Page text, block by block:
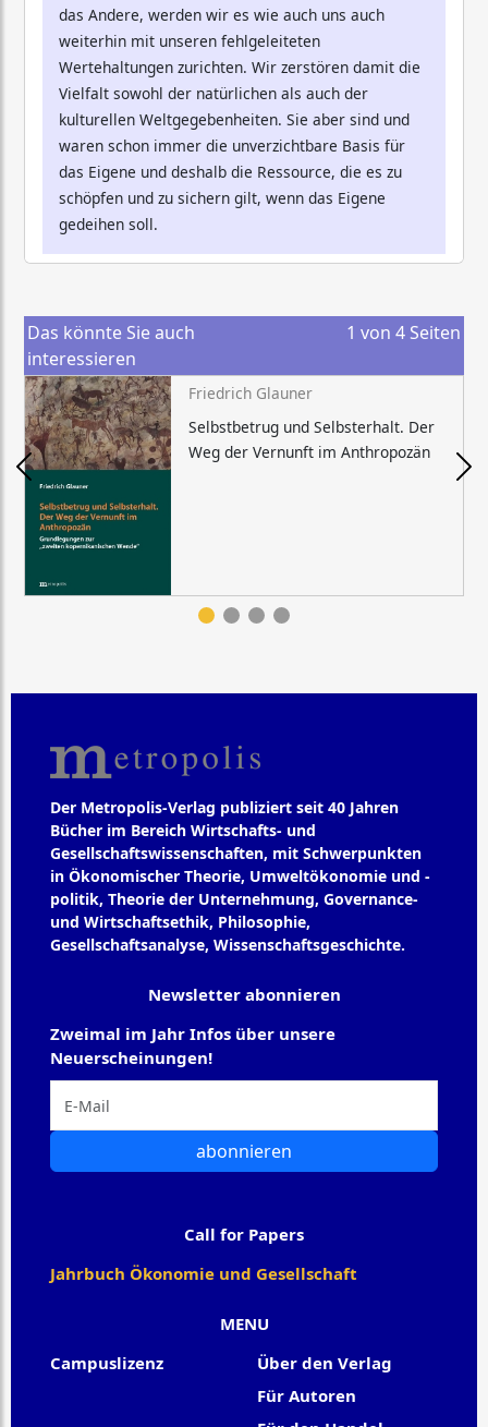
das Andere, werden wir es wie auch uns auch
weiterhin mit unseren fehlgeleiteten
Wertehaltungen zurichten. Wir zerstören damit die
Vielfalt sowohl der natürlichen als auch der
kulturellen Weltgegebenheiten. Sie aber sind und
waren schon immer die unverzichtbare Basis für
das Eigene und deshalb die Ressource, die es zu
schöpfen und zu sichern gilt, wenn das Eigene
gedeihen soll.
Das könnte Sie auch
interessieren
1 von 4 Seiten
Friedrich Glauner
Selbstbetrug und Selbsterhalt. Der
Weg der Vernunft im Anthropozän
Der Metropolis-Verlag publiziert seit 40 Jahren
Bücher im Bereich Wirtschafts- und
Gesellschaftswissenschaften, mit Schwerpunkten
in Ökonomischer Theorie, Umweltökonomie und -
politik, Theorie der Unternehmung, Governance-
und Wirtschaftsethik, Philosophie,
Gesellschaftsanalyse, Wissenschaftsgeschichte.
MENU
Campuslizenz
Über den Verlag
Für Autoren
Newsletter abonnieren
Zweimal im Jahr Infos über unsere
Neuerscheinungen!
abonnieren
Call for Papers
Jahrbuch Ökonomie und Gesellschaft